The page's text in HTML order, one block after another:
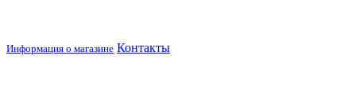
Информация о магазине Контакты